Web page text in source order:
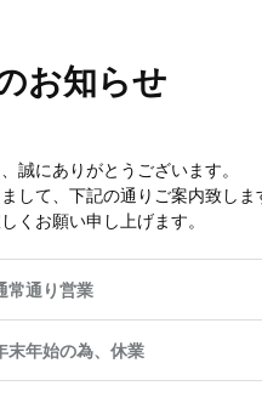
お知らせ
誠にありがとうございます。
して、下記の通りご案内致しま
くお願い申し上げます。
常通り営業
末年始の為、休業